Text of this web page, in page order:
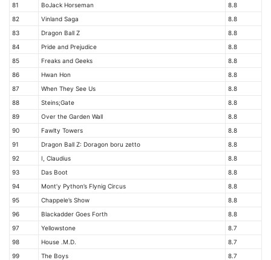
81
BoJack Horseman
8.8
82
Vinland Saga
8.8
83
Dragon Ball Z
8.8
84
Pride and Prejudice
8.8
85
Freaks and Geeks
8.8
86
Hwan Hon
8.8
87
When They See Us
8.8
88
Steins;Gate
8.8
89
Over the Garden Wall
8.8
90
Fawlty Towers
8.8
91
Dragon Ball Z: Doragon boru zetto
8.8
92
I, Claudius
8.8
93
Das Boot
8.8
94
Mont’y Python’s Flynig Circus
8.8
95
Chappele’s Show
8.8
96
Blackadder Goes Forth
8.8
97
Yellowstone
8.7
98
House .M.D.
8.7
99
The Boys 8.7